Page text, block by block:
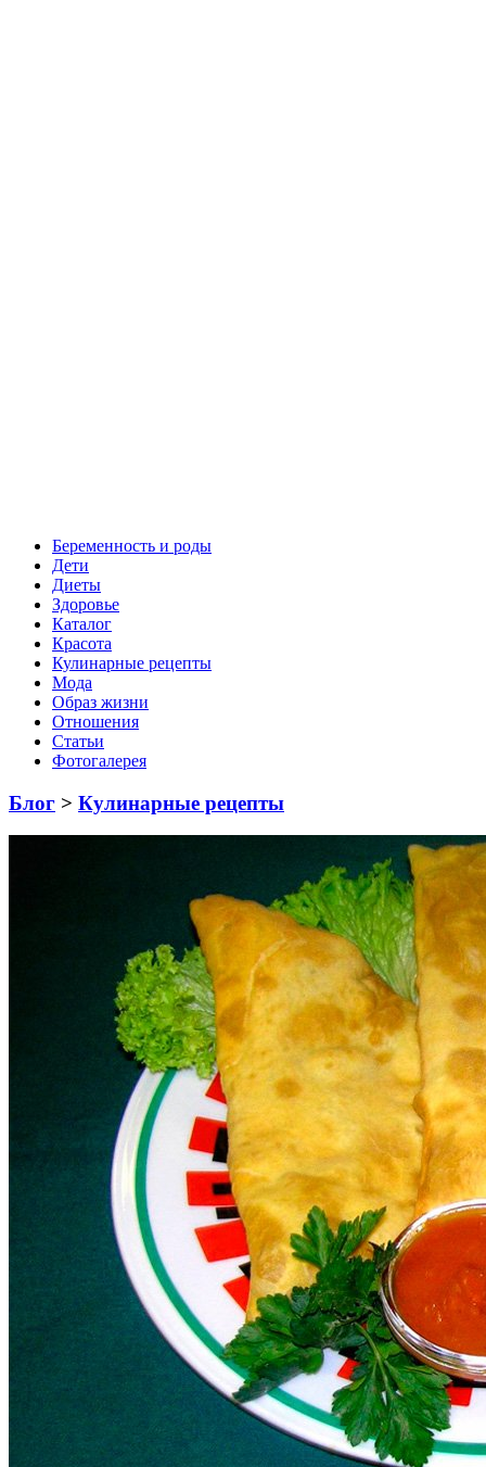
Беременность и роды
Дети
Диеты
Здоровье
Каталог
Красота
Кулинарные рецепты
Мода
Образ жизни
Отношения
Статьи
Фотогалерея
Блог > Кулинарные рецепты